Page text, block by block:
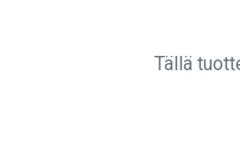
Tällä